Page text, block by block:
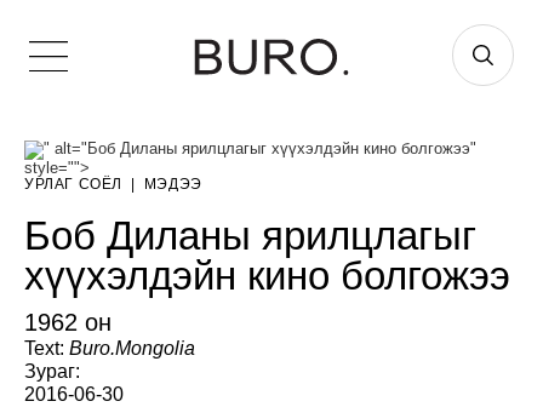
" alt="Боб Диланы ярилцлагыг хүүхэлдэйн кино болгожээ"
style="">
УРЛАГ СОЁЛ МЭДЭЭ
Боб Диланы ярилцлагыг
хүүхэлдэйн кино болгожээ
1962 он
Text: Buro.Mongolia
Зураг:
2016-06-30